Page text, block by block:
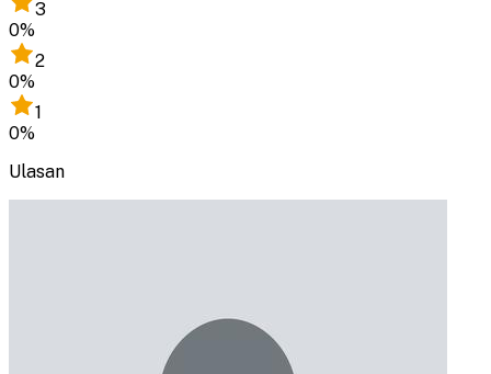
3
0%
2
0%
1
0%
Ulasan